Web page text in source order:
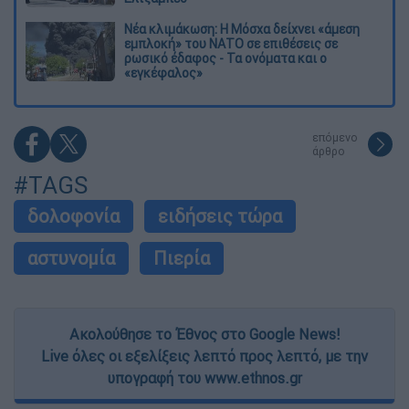
Νέα κλιμάκωση: Η Μόσχα δείχνει «άμεση
εμπλοκή» του ΝΑΤΟ σε επιθέσεις σε
ρωσικό έδαφος - Τα ονόματα και ο
«εγκέφαλος»
επόμενο
άρθρο
#TAGS
δολοφονία
ειδήσεις τώρα
αστυνομία
Πιερία
Ακολούθησε το Έθνος στο Google News!
Live όλες οι εξελίξεις λεπτό προς λεπτό, με την
υπογραφή του www.ethnos.gr